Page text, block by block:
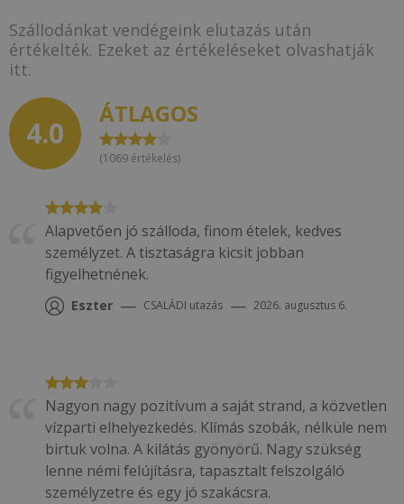
4.0
ÁTLAGOS
(1069 értékelés)
Szállodánkat vendégeink elutazás után
értékelték. Ezeket az értékeléseket olvashatják
itt.
Alapvetően jó szálloda, finom ételek, kedves
személyzet. A tisztaságra kicsit jobban
figyelhetnének.
Eszter — CSALÁDI utazás — 2026. augusztus 6.
Nagyon nagy pozitívum a saját strand, a közvetlen
vízparti elhelyezkedés. Klímás szobák, nélküle nem
birtuk volna. A kilátás gyönyörű. Nagy szükség
lenne némi felújításra, tapasztalt felszolgáló
személyzetre és egy jó szakácsra.